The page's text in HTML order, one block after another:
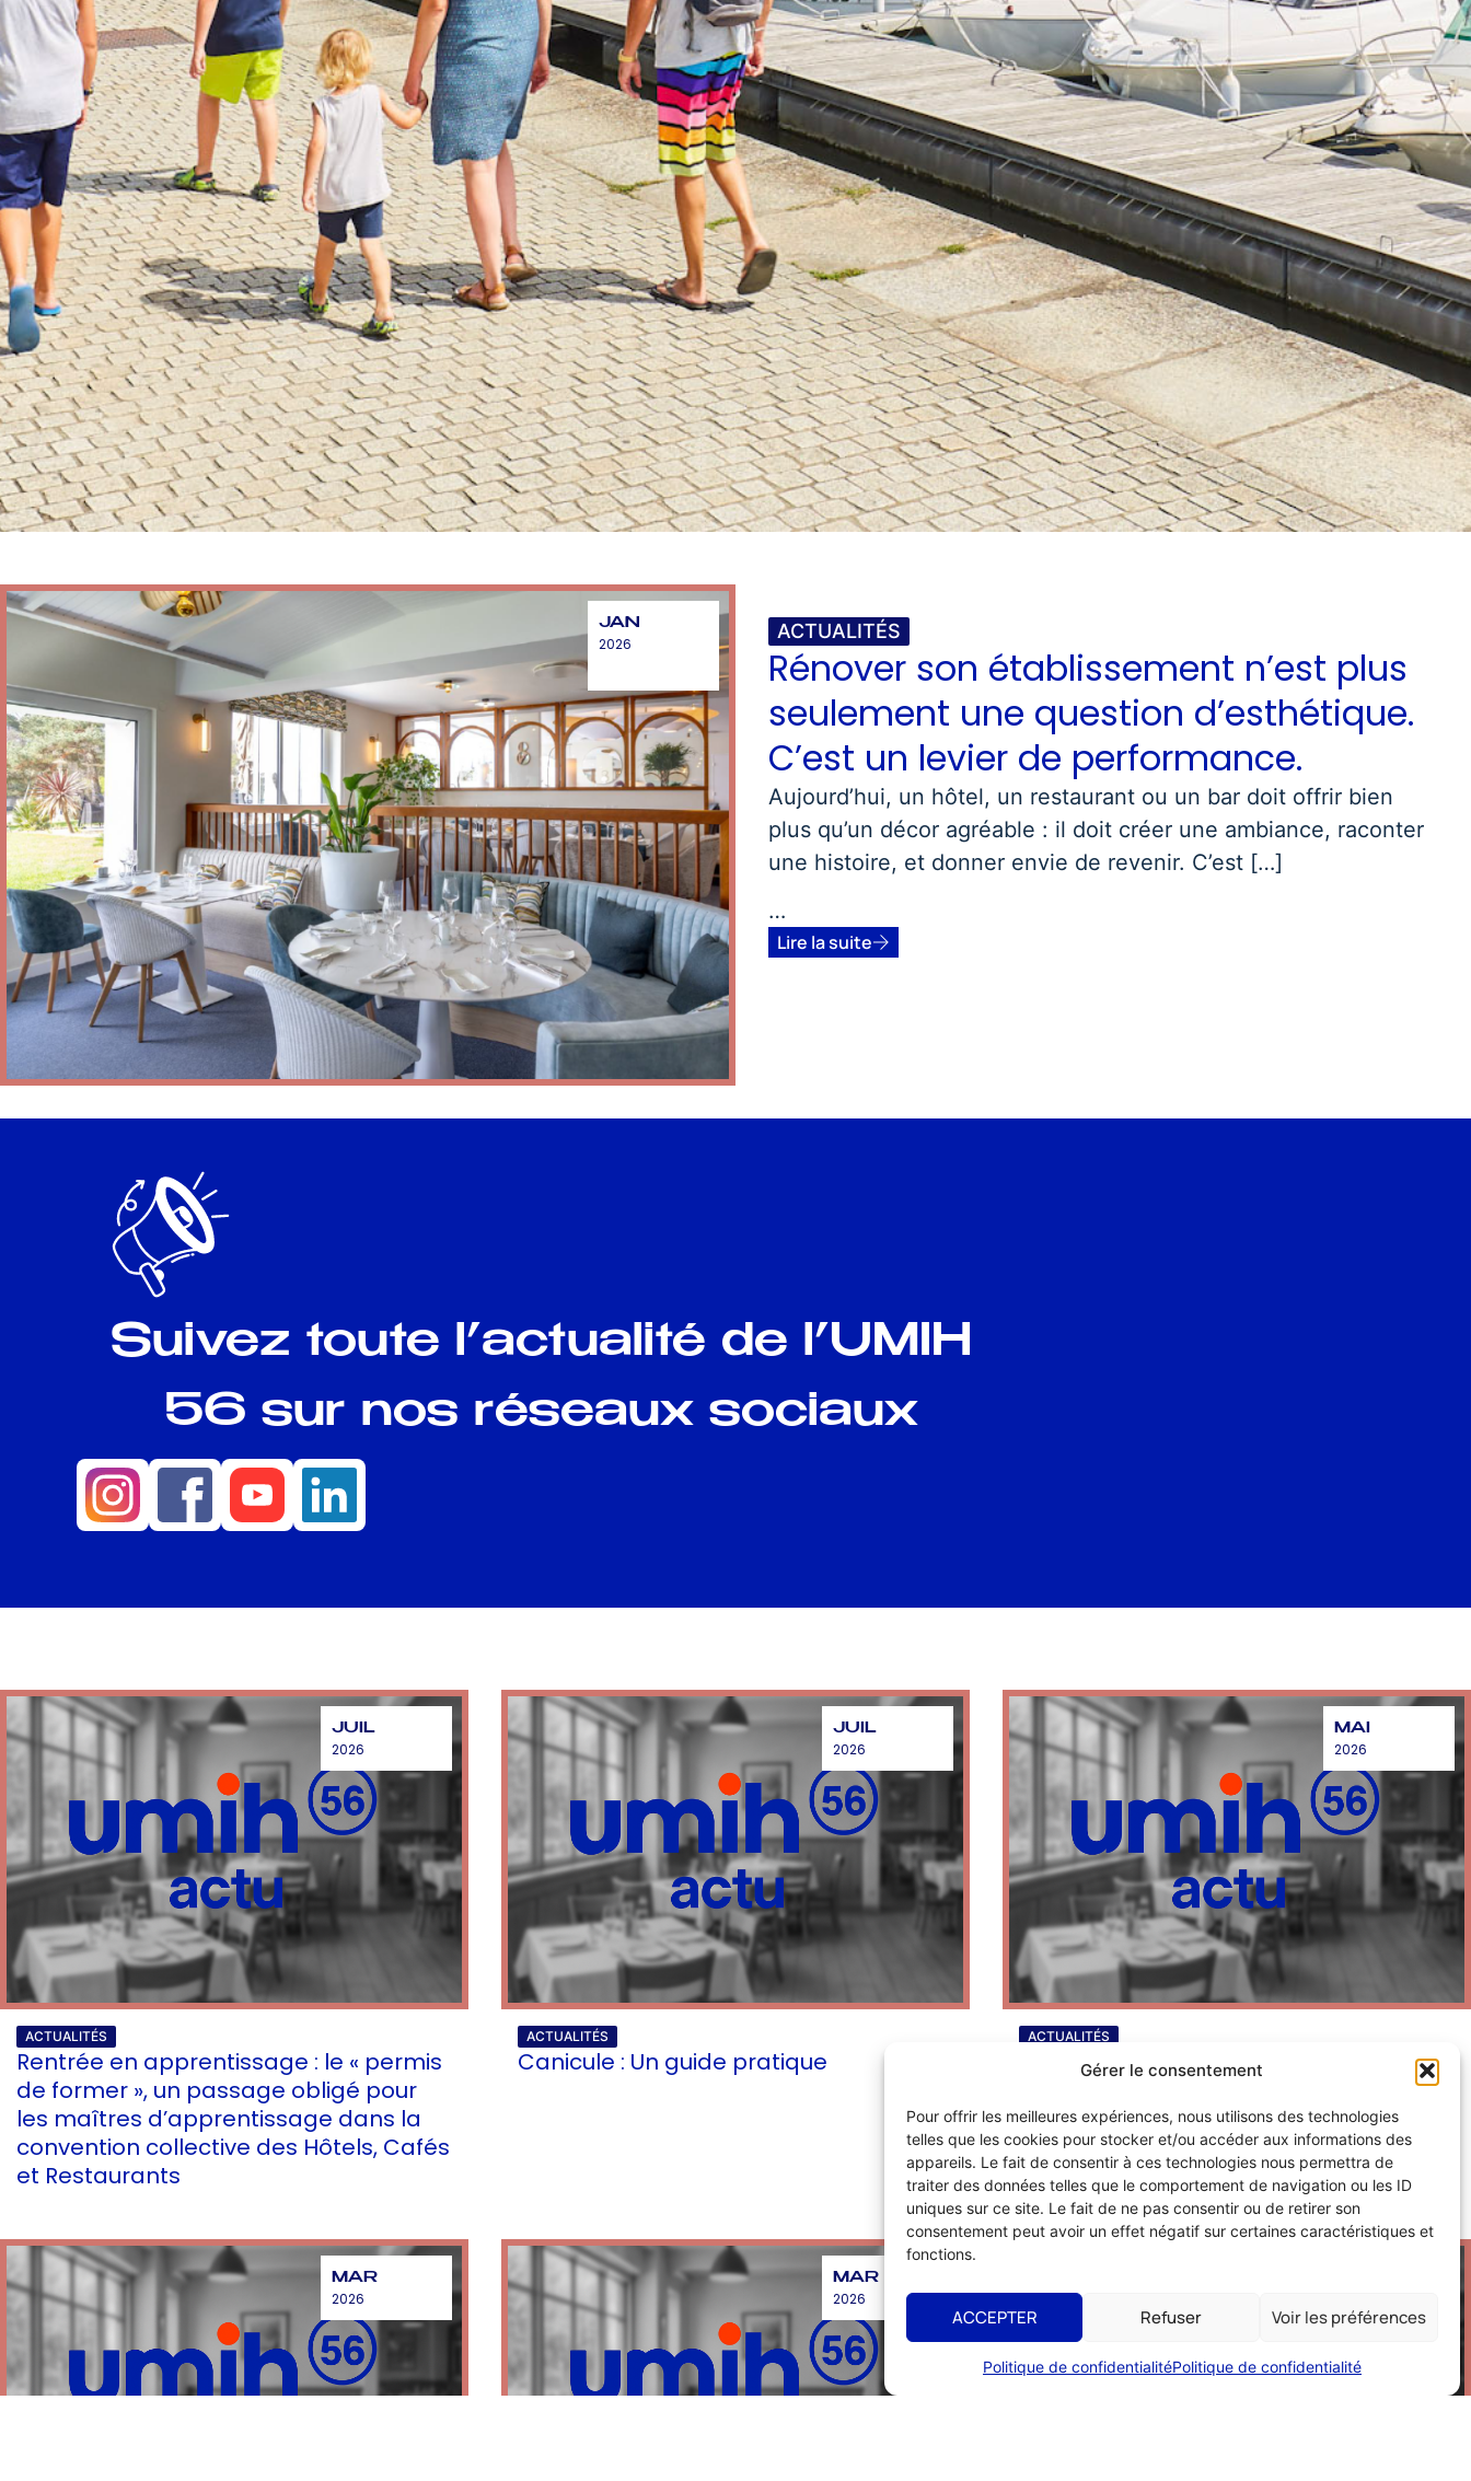
Gérer le consentement
Pour offrir les meilleures expériences, nous utilisons des technologies
telles que les cookies pour stocker et/ou accéder aux informations des
appareils. Le fait de consentir à ces technologies nous permettra de
traiter des données telles que le comportement de navigation ou les ID
uniques sur ce site. Le fait de ne pas consentir ou de retirer son
consentement peut avoir un effet négatif sur certaines caractéristiques et
fonctions.
ACCEPTER Refuser Voir les préférences
Politique de confidentialitéPolitique de confidentialité
JAN
2026
ACTUALITÉS
Rénover son établissement n’est plus
seulement une question d’esthétique.
C’est un levier de performance.
Aujourd’hui, un hôtel, un restaurant ou un bar doit offrir bien
plus qu’un décor agréable : il doit créer une ambiance, raconter
une histoire, et donner envie de revenir. C’est […]
…
Lire la suite
Suivez toute l’actualité de l’UMIH
56 sur nos réseaux sociaux
JUIL
2026
ACTUALITÉS
Rentrée en apprentissage : le « permis
de former », un passage obligé pour
les maîtres d’apprentissage dans la
convention collective des Hôtels, Cafés
et Restaurants
JUIL
2026
ACTUALITÉS
Canicule : Un guide pratique
MAI
2026
ACTUALITÉS
Afterwork UMIH 56 : on se retrouve le 8
MAR
2026
MAR
2026